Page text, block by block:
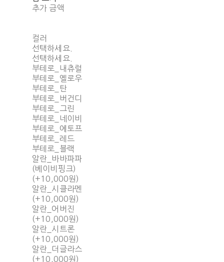
추가 금액
컬러
선택하세요.
선택하세요.
부테로_내츄럴
부테로_옐로우
부테로_탄
부테로_버건디
부테로_그린
부테로_네이비
부테로_에토프
부테로_레드
부테로_블랙
알란_바바파파
(베이비핑크)
(+10,000원)
알란_시클라멘
(+10,000원)
알란_어버진
(+10,000원)
알란_시트론
(+10,000원)
알란_더글라스
(+10,000원)